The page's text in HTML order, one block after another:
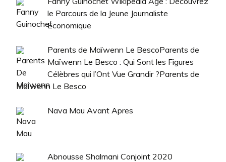
le Parcours de la Jeune Journaliste
Économique
Parents de Maïwenn Le BescoParents de
Maïwenn Le Besco : Qui Sont les Figures
Célèbres qui l’Ont Vue Grandir ?Parents de
Maïwenn Le Besco
Nava Mau Avant Apres
Abnousse Shalmani Conjoint 2020